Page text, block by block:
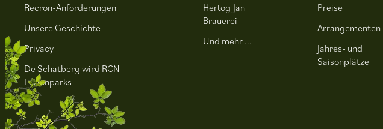
Recron-Anforderungen
Unsere Geschichte
Privacy
De Schatberg wird RCN
Ferienparks
Hertog Jan
Brauerei
Und mehr ...
Preise
Arrangementen
Jahres- und
Saisonplätze